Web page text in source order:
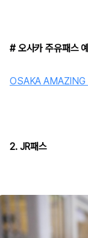
# 오사카 주유패스
OSAKA AMAZING
2. JR패스